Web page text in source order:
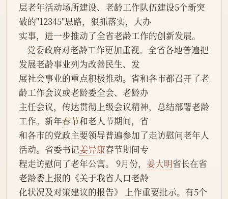
层老年活动场所建设、老龄工作队伍建设5个新突
破的"12345"思路，狠抓落实，大办
实事，进一步推动了全省老龄工作的创新发展。
党委政府对老龄工作更加重视。全省各地普遍把
发展老龄事业列为改善民生、发
展社会事业的重点积极推动。省和各市都召开了老
龄工作会议或老龄委全会、老龄办
主任会议，传达贯彻上级会议精神，总结部署老龄
工作。新年春节和老人节期间，省
和各市的党政主要领导普遍参加了走访慰问老年人
活动。省委书记姜异康春节期间专
程走访慰问了老年公寓。 9月份， 姜大明省长在省
老龄委上报的《关于我省人口老龄
化状况及对策建议的报告》 上作重要批示。有5个